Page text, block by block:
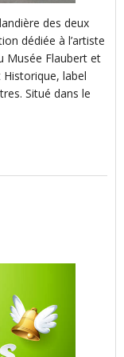
des deux
dédiée à l’artiste
Musée Flaubert et
label
Situé dans le